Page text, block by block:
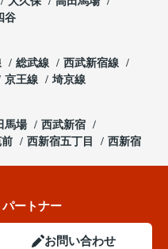
谷
総武線
西武新宿線
京王線 埼京線
馬場
西武新宿
西新宿五丁目 西新宿
ートナー
お問い合わせ